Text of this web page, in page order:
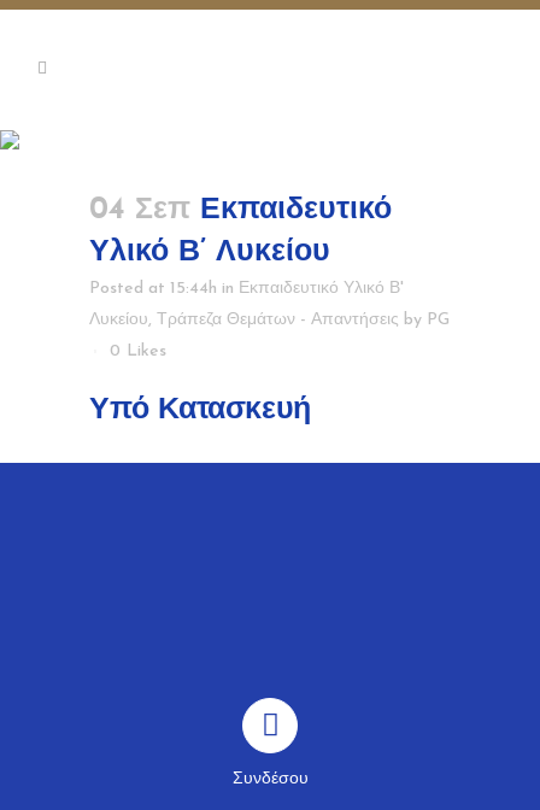
04 Σεπ Εκπαιδευτικό
Υλικό Β’ Λυκείου
Posted at 15:44h in Εκπαιδευτικό Υλικό Β'
Λυκείου, Τράπεζα Θεμάτων - Απαντήσεις by PG
0 Likes
Υπό Κατασκευή
Συνδέσου